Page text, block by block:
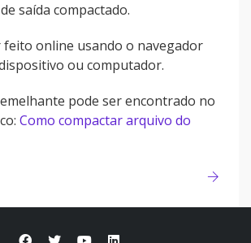
saída compactado.
feito online usando o navegador
ou computador.
pode ser encontrado no
Como compactar arquivo do